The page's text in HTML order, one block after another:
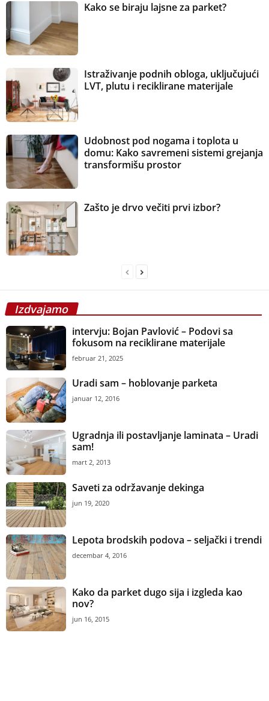
Kako se biraju lajsne za parket?
Istraživanje podnih obloga, uključujući
LVT, plutu i reciklirane materijale
Udobnost pod nogama i toplota u
domu: Kako savremeni sistemi grejanja
transformišu prostor
Zašto je drvo večiti prvi izbor?
Izdvajamo
intervju: Bojan Pavlović – Podovi sa
fokusom na reciklirane materijale
februar 21, 2025
Uradi sam – hoblovanje parketa
januar 12, 2016
Ugradnja ili postavljanje laminata – Uradi
sam!
mart 2, 2013
Saveti za održavanje dekinga
jun 19, 2020
Lepota brodskih podova – seljački i trendi
decembar 4, 2016
Kako da parket dugo sija i izgleda kao
nov?
jun 16, 2015